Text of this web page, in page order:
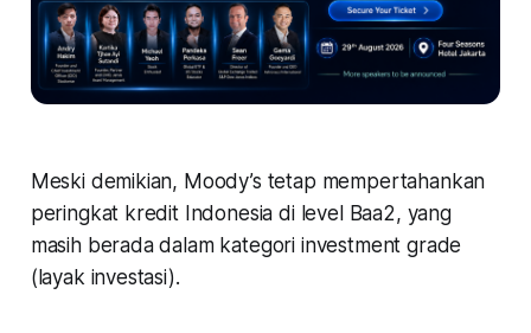
Meski demikian, Moody’s tetap mempertahankan
peringkat kredit Indonesia di level Baa2, yang
masih berada dalam kategori investment grade
(layak investasi).